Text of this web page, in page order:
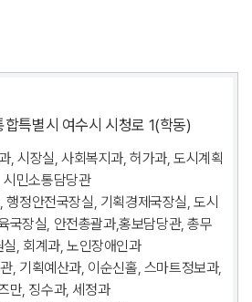
특별시 여수시 시청로 1(학동)
, 시장실, 사회복지과, 허가과, 도시계획
민소통담당관
행정안전국장실, 기획경제국장실, 도시
국장실, 안전총괄과,홍보담당관, 총무
, 회계과, 노인장애인과
, 기획예산과, 이순신홀, 스마트정보과,
만, 징수과, 세정과